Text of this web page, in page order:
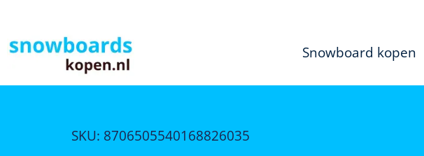
Snowboard kopen
SKU: 8706505540168826035